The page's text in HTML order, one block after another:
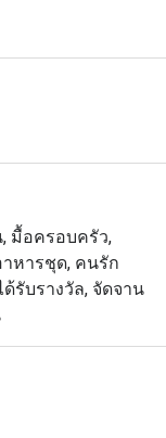
หลายชนิด พร้อม
สเปน โจสเปอร์
ลิมที่ดีที่สุด
ะว่ายน้ำริมป่า
และสง่างาม!"
, มื้อครอบครัว,
าหารชุด, คนรัก
ด้รับรางวัล, จัดจาน